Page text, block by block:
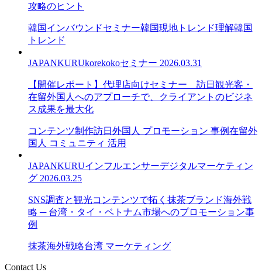
攻略のヒント
韓国インバウンドセミナー韓国現地トレンド理解韓国
トレンド
JAPANKURUkorekokoセミナー 2026.03.31
【開催レポート】代理店向けセミナー＿訪日観光客・
在留外国人へのアプローチで、クライアントのビジネ
ス成果を最大化
コンテンツ制作訪日外国人 プロモーション 事例在留外
国人 コミュニティ 活用
JAPANKURUインフルエンサーデジタルマーケティン
グ 2026.03.25
SNS調査と観光コンテンツで拓く抹茶ブランド海外戦
略 ─ 台湾・タイ・ベトナム市場へのプロモーション事
例
抹茶海外戦略台湾 マーケティング
Contact Us